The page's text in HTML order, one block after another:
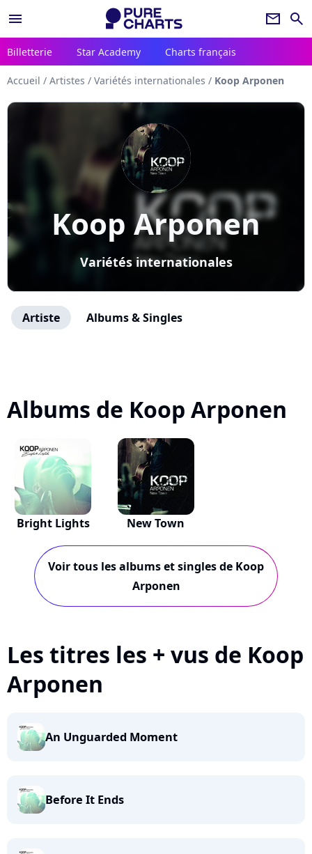
menu newsletter search
Billetterie Star Academy Charts français
Accueil / Artistes / Variétés internationales / Koop Arponen
Koop Arponen
Variétés internationales
Artiste Albums & Singles
Albums de Koop Arponen
Bright Lights New Town
Voir tous les albums et singles de Koop
Arponen
Les titres les + vus de Koop
Arponen
An Unguarded Moment
Before It Ends